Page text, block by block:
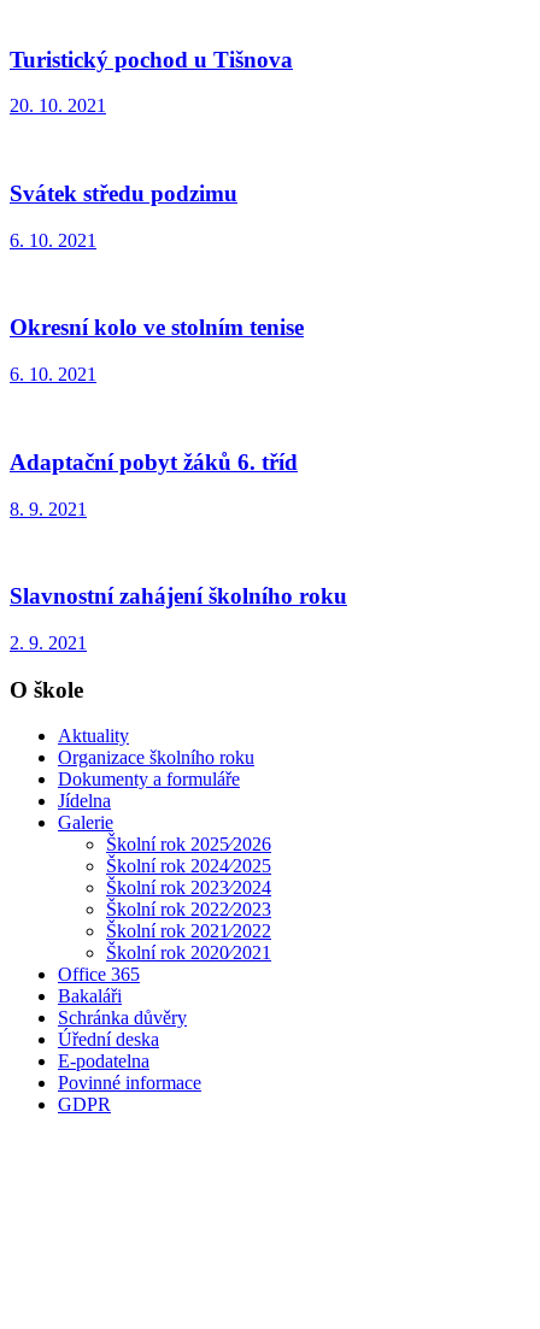
Turistický pochod u Tišnova
20. 10. 2021
Svátek středu podzimu
6. 10. 2021
Okresní kolo ve stolním tenise
6. 10. 2021
Adaptační pobyt žáků 6. tříd
8. 9. 2021
Slavnostní zahájení školního roku
2. 9. 2021
O škole
Aktuality
Organizace školního roku
Dokumenty a formuláře
Jídelna
Galerie
Školní rok 2025⁄2026
Školní rok 2024⁄2025
Školní rok 2023⁄2024
Školní rok 2022⁄2023
Školní rok 2021⁄2022
Školní rok 2020⁄2021
Office 365
Bakaláři
Schránka důvěry
Úřední deska
E-podatelna
Povinné informace
GDPR